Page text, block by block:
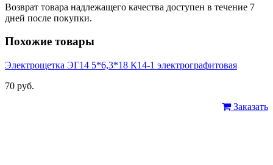
Возврат товара надлежащего качества доступен в течение 7
дней после покупки.
Похожие товары
Электрощетка ЭГ14 5*6,3*18 К14-1 электрографитовая
70 руб.
Заказать